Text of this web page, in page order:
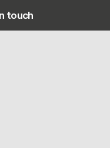
Main navigation
touch